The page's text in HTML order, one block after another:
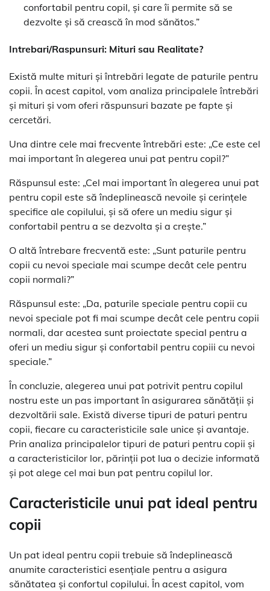
confortabil pentru copil, și care îi permite să se
dezvolte și să crească în mod sănătos.”
Intrebari/Raspunsuri: Mituri sau Realitate?
Există multe mituri și întrebări legate de paturile pentru
copii. În acest capitol, vom analiza principalele întrebări
și mituri și vom oferi răspunsuri bazate pe fapte și
cercetări.
Una dintre cele mai frecvente întrebări este: „Ce este cel
mai important în alegerea unui pat pentru copil?”
Răspunsul este: „Cel mai important în alegerea unui pat
pentru copil este să îndeplinească nevoile și cerințele
specifice ale copilului, și să ofere un mediu sigur și
confortabil pentru a se dezvolta și a crește.”
O altă întrebare frecventă este: „Sunt paturile pentru
copii cu nevoi speciale mai scumpe decât cele pentru
copii normali?”
Răspunsul este: „Da, paturile speciale pentru copii cu
nevoi speciale pot fi mai scumpe decât cele pentru copii
normali, dar acestea sunt proiectate special pentru a
oferi un mediu sigur și confortabil pentru copiii cu nevoi
speciale.”
În concluzie, alegerea unui pat potrivit pentru copilul
nostru este un pas important în asigurarea sănătății și
dezvoltării sale. Există diverse tipuri de paturi pentru
copii, fiecare cu caracteristicile sale unice și avantaje.
Prin analiza principalelor tipuri de paturi pentru copii și
a caracteristicilor lor, părinții pot lua o decizie informată
și pot alege cel mai bun pat pentru copilul lor.
Caracteristicile unui pat ideal pentru
copii
Un pat ideal pentru copii trebuie să îndeplinească
anumite caracteristici esențiale pentru a asigura
sănătatea și confortul copilului. În acest capitol, vom